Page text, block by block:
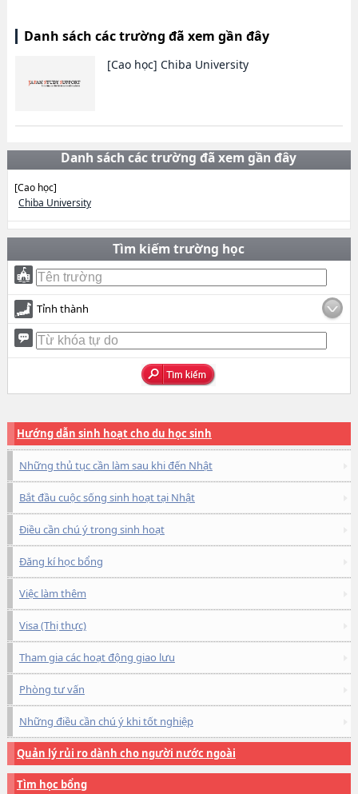
Danh sách các trường đã xem gần đây
[Cao học] Chiba University
Danh sách các trường đã xem gần đây
[Cao học]
Chiba University
Tìm kiếm trường học
Tỉnh thành
Hướng dẫn sinh hoạt cho du học sinh
Những thủ tục cần làm sau khi đến Nhật
Bắt đầu cuộc sống sinh hoạt tại Nhật
Điều cần chú ý trong sinh hoạt
Đăng kí học bổng
Việc làm thêm
Visa (Thị thực)
Tham gia các hoạt động giao lưu
Phòng tư vấn
Những điều cần chú ý khi tốt nghiệp
Quản lý rủi ro dành cho người nước ngoài
Tìm học bổng